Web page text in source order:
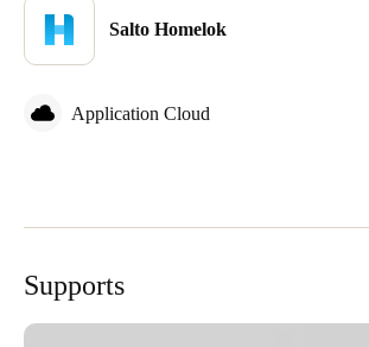
Salto Homelok
Application Cloud
Supports